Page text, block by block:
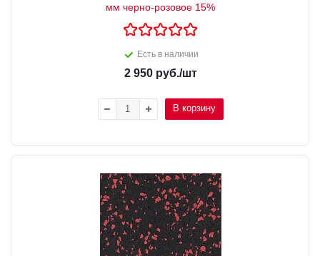
мм черно-розовое 15%
Есть в наличии
2 950руб./шт
В корзину